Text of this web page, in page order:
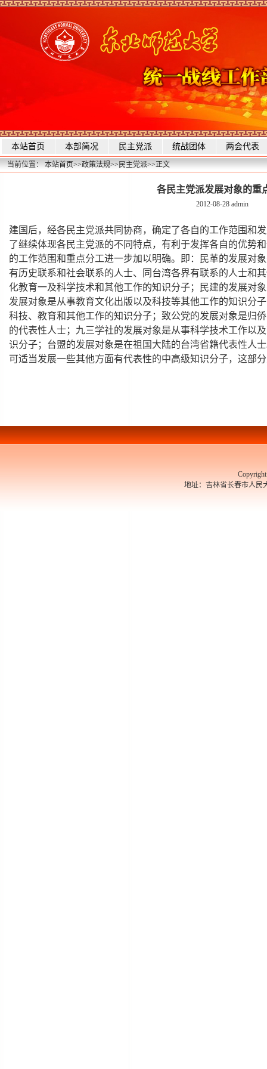
本站首页 本部简况 民主党派 统战团体 两会代表
当前位置：本站首页>>政策法规>>民主党派>>正文
各民主党派发展对象的重
2012-08-28 admin
建国后，经各民主党派共同协商，确定了各自的工作范围和
了继续体现各民主党派的不同特点，有利于发挥各自的优势
的工作范围和重点分工进一步加以明确。即：民革的发展对
有历史联系和社会联系的人士、同台湾各界有联系的人士和
化教育一及科学技术和其他工作的知识分子；民建的发展对
发展对象是从事教育文化出版以及科技等其他工作的知识分
科技、教育和其他工作的知识分子；致公党的发展对象是归
的代表性人士；九三学社的发展对象是从事科学技术工作以
识分子；台盟的发展对象是在祖国大陆的台湾省籍代表性人
可适当发展一些其他方面有代表性的中高级知识分子，这部
Copyright 东
地址：吉林省长春市人民